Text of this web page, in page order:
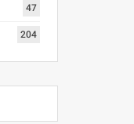
47
204